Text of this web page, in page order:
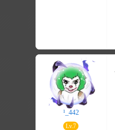
¹_442
Lv.7